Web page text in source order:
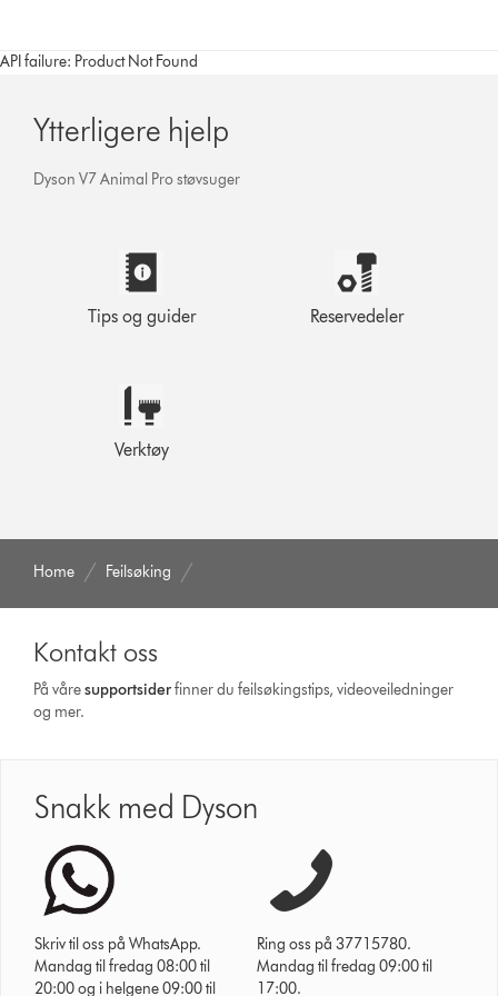
API failure: Product Not Found
Ytterligere hjelp
Dyson V7 Animal Pro støvsuger
Tips og guider Reservedeler
Verktøy
Home Feilsøking
Kontakt oss
På våresupportsiderfinner du feilsøkingstips, videoveiledninger
og mer.
Snakk med Dyson
Skriv til oss på WhatsApp.
Mandag til fredag 08:00 til
20:00 og i helgene 09:00 til
Ring oss på 37715780.
Mandag til fredag 09:00 til
17:00.